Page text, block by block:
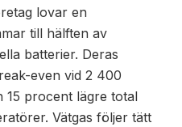
lovar en
till hälften av
batterier. Deras
even vid 2 400
15 procent lägre total
Vätgas följer tätt